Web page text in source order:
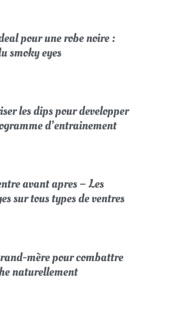
pour une robe noire :
smoky eyes
les dips pour developper
d’entrainement
avant apres – Les
sur tous types de ventres
mère pour combattre
naturellement